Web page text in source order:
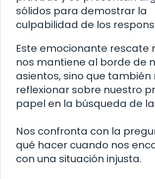
sólidos para demostrar la
culpabilidad de los
Este emocionante rescate
nos mantiene al borde de
asientos, sino que también
reflexionar sobre nuestro
papel en la búsqueda de
Nos confronta con la
qué hacer cuando nos
con una situación injusta.